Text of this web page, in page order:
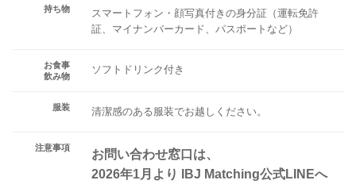
持ち物
スマートフォン・顔写真付きの身分証（運転免許
証、マイナンバーカード、パスポートなど）
お食事
飲み物
ソフトドリンク付き
服装 清潔感のある服装でお越しください。
注意事項
お問い合わせ窓口は、
2026年1月より IBJ Matching公式LINEへ